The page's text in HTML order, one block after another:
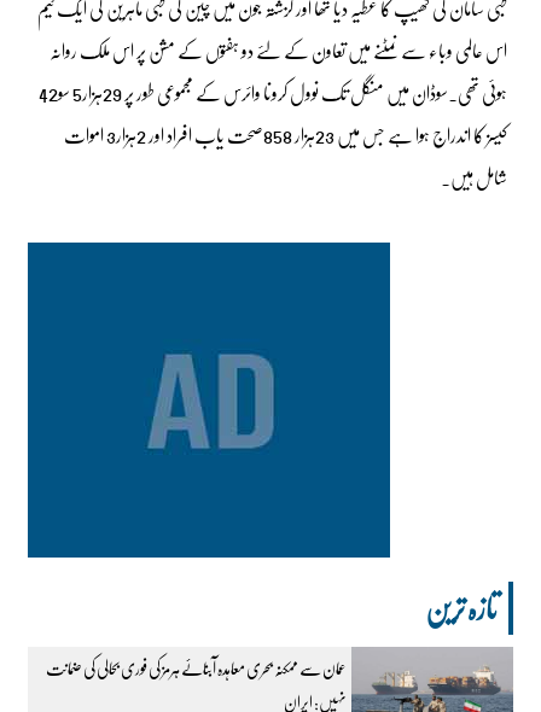
اس عالمی وباء سے نمٹنے میں تعاون کے لئے دو ہفتوں کے مشن پر اس ملک روانہ
ہوئی تھی۔سوڈان میں منگل تک نوول کرونا وائرس کے مجموعی طور پر 29ہزار5 سو42
کیسز کا اندراج ہوا ہے جس میں 23ہزار 858صحت یاب افراد اور 2ہزار3 اموات
شامل ہیں۔
تازہ ترین
عمان سے ممکنہ بحری معاہدہ آبنائے ہرمز کی فوری بحالی کی ضمانت
نہیں: ایران